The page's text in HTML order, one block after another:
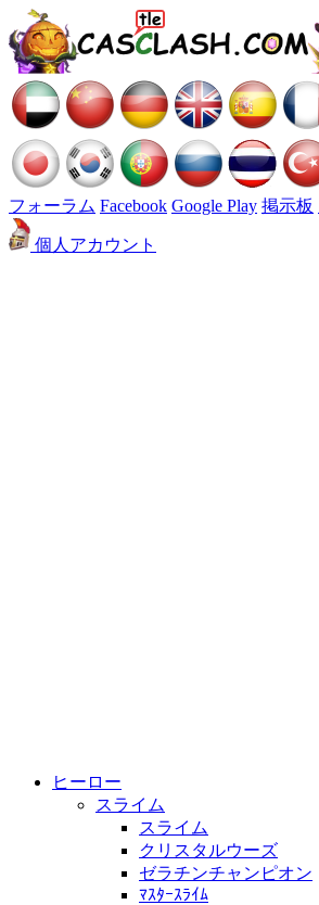
フォーラム Facebook Google Play 掲示板
個人アカウント
ヒーロー
スライム
スライム
クリスタルウーズ
ゼラチンチャンピオン
ﾏｽﾀｰｽﾗｲﾑ